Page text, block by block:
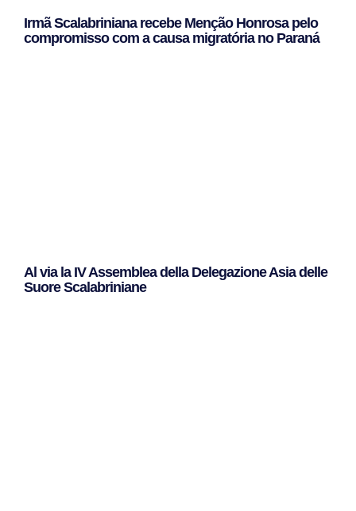
Irmã Scalabriniana recebe Menção Honrosa pelo
compromisso com a causa migratória no Paraná
Al via la IV Assemblea della Delegazione Asia delle
Suore Scalabriniane